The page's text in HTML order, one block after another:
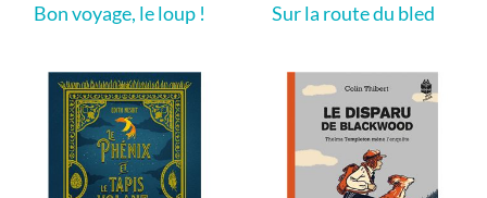
Bon voyage, le loup ! Sur la route du bled